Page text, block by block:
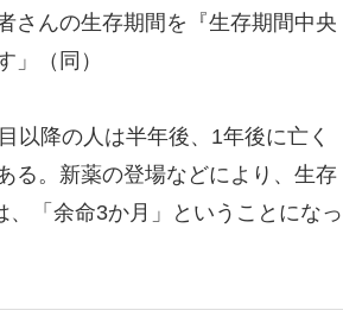
さんの生存期間を『生存期間中央
」（同）
以降の人は半年後、1年後に亡く
る。新薬の登場などにより、生存
「余命3か月」ということになっ